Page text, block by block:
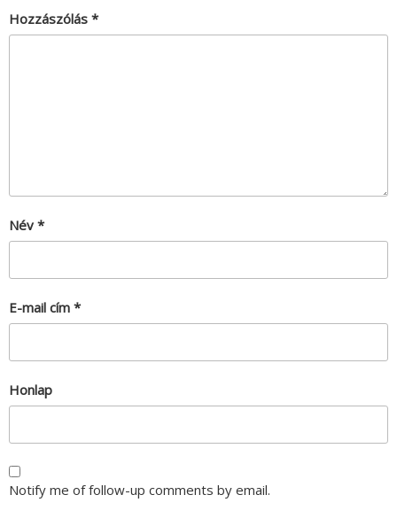
Hozzászólás *
Név *
E-mail cím *
Honlap
Notify me of follow-up comments by email.